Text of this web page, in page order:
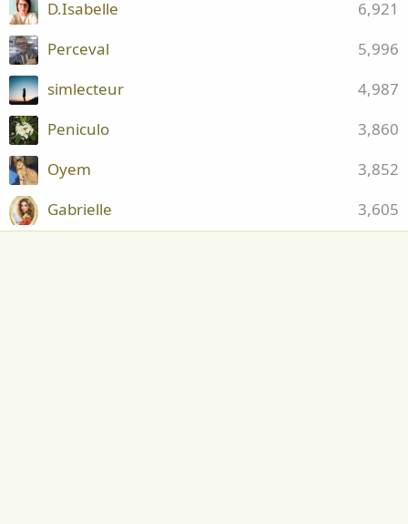
6,921
D.Isabelle
5,996
Perceval
4,987
simlecteur
3,860
Peniculo
3,852
Oyem
3,605
Gabrielle